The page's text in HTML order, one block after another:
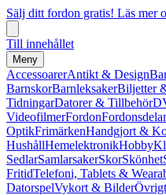
Sälj ditt fordon gratis! Läs mer
Till innehållet
Meny
AccessoarerAntikt & Design
BarnskorBarnleksakerBiljetter
TidningarDatorer & Tillbehör
VideofilmerFordon
OptikFrimärkenHandgjort &
HushållHemelektronikHobby
SedlarSamlarsakerSkorSkönhet
FritidTelefoni, Tablets &
DatorspelVykort & BilderÖvrigt